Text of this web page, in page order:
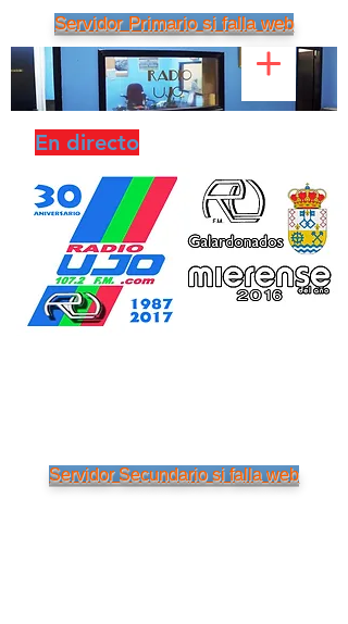
En directo
Servidor Primario si falla web
Servidor Secundario si falla web